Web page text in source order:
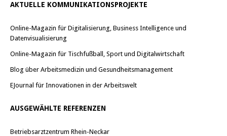
AKTUELLE KOMMUNIKATIONSPROJEKTE
Online-Magazin für Digitalisierung, Business Intelligence und
Datenvisualisierung
Online-Magazin für Tischfußball, Sport und Digitalwirtschaft
Blog über Arbeitsmedizin und Gesundheitsmanagement
EJournal für Innovationen in der Arbeitswelt
AUSGEWÄHLTE REFERENZEN
Betriebsarztzentrum Rhein-Neckar